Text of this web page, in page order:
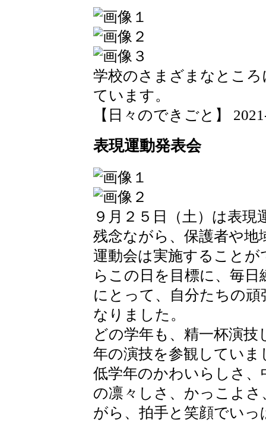
学校のさまざまなとこ
ています。
【日々のできごと】
表現運動発表会
９月２５日（土）は表
残念ながら、保護者や地
運動会は実施すること
らこの日を目標に、毎
にとって、自分たちの
なりました。
どの学年も、精一杯演
年の演技を参観していま
低学年のかわいらしさ、
の凛々しさ、かっこよ
がら、拍手と笑顔でい